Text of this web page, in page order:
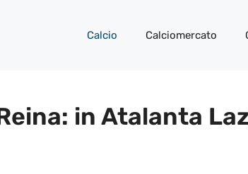
Calcio Calciomercato
in Atalanta